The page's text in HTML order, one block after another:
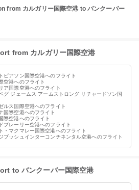
from カルガリー国際空港 to バンクーバー
from カルガリー国際空港
ピアソン国際空港へのフライト
空港へのフライト
ア国際空港へのフライト
グ ジェームス アームストロング リチャードソン国
ルス国際空港へのフライト
国際空港へのフライト
際空港へのフライト
プレーリー空港へのフライト
・マクマレー国際空港へのフライト
ブッシュインターコンチネンタル空港へのフライト
to バンクーバー国際空港